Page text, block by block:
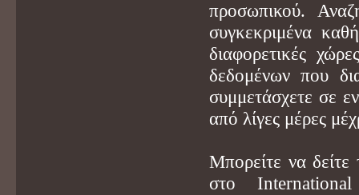
προσωπικού.
συγκεκριμένα
διαφορετικές
δεδομένων που
συμμετάσχετε σε
από λίγες μέρες
Μπορείτε να δείτε
στο